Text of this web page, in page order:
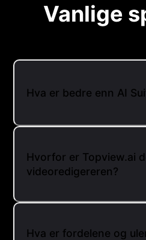
Vanlige
Hva er bedre enn AI
Hvorfor er Topview.ai
videoredigereren?
Hva er fordelene og